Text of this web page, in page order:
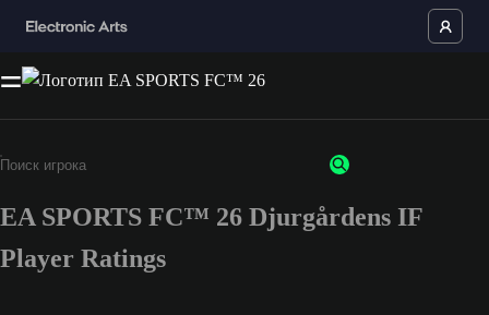
EA SPORTS FC™ 26 Djurgårdens IF
Player Ratings